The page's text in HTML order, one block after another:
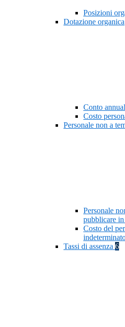
Posizioni
Dotazione organica
Conto
Costo
Personale non a
Personale
pubblicare
Costo del
Tassi di assenza 6